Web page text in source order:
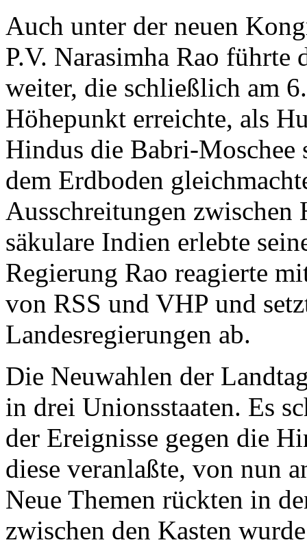
Auch unter der neuen
P.V. Narasimha Rao führte
weiter, die schließlich am
Höhepunkt erreichte, als
Hindus die Babri-Moschee
dem Erdboden
Ausschreitungen
säkulare Indien erlebte
Regierung Rao reagierte
von RSS und VHP und
Landesregierungen ab.
Die Neuwahlen der
in drei Unionsstaaten. Es
der Ereignisse gegen die
diese veranlaßte, von nun
Neue Themen rückten in
zwischen den Kasten